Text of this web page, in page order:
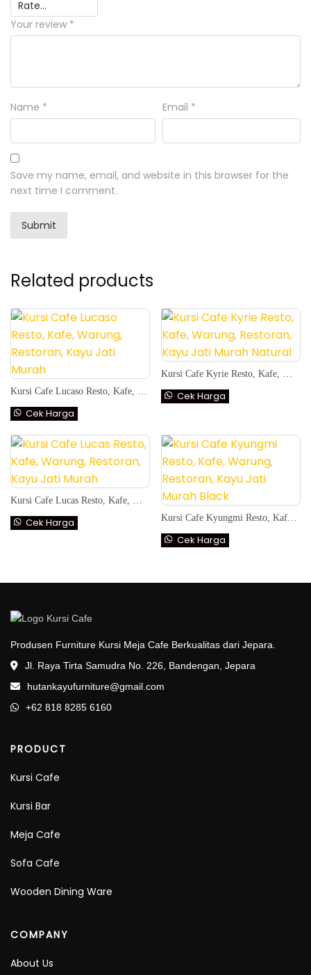
Your review *
Name * Email *
Save my name, email, and website in this browser for the
next time I comment.
Related products
Kursi Cafe Lucaso Resto, Kafe, Warung, Restoran, Kayu Jati Murah
Cek Harga
Kursi Cafe Kyrie Resto, Kafe, Warung, Restoran, Kayu Jati Murah Natural
Cek Harga
Kursi Cafe Lucas Resto, Kafe, Warung, Restoran, Kayu Jati Murah
Cek Harga Kursi Cafe Kyungmi Resto, Kafe, Warung, Restoran, Kayu Jati Murah Black
Cek Harga
Produsen Furniture Kursi Meja Cafe Berkualitas dari Jepara.
Jl. Raya Tirta Samudra No. 226, Bandengan, Jepara
hutankayufurniture@gmail.com
+62 818 8285 6160
PRODUCT
Kursi Cafe
Kursi Bar
Meja Cafe
Sofa Cafe
Wooden Dining Ware
COMPANY
About Us